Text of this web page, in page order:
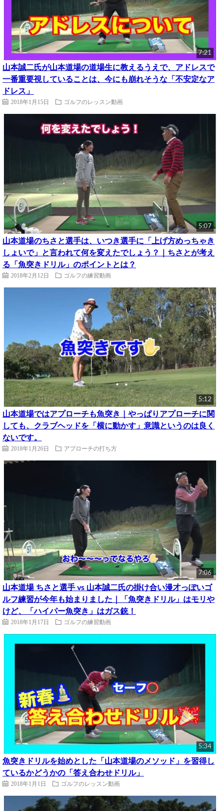
7:21
山本誠二氏が山本道場の道場生に教えるうえで、アドレスで
一番重要視していることは、今にも崩れそうな「不安定なア
ドレス」
2018年1月15日 ゴルフのレッスン動画
5:07
山本道場のちさと選手は、いつき選手に「上げ方めっちゃき
しょいで」と言われて何を変えたでしょう？｜ちさとが考え
る「魚突きドリル」のポイントとは？
2018年2月12日 ゴルフの練習動画
5:12
山本道場ではアプローチも魚突き｜やっぱりアプローチに関
しても、クラブヘッドを「横に動かす」意識というのは良く
ないです。
2018年1月26日 アプローチの打ち方
7:06
山本道場 ちさと選手 vs 山本誠二氏の掛け合い漫才っぽいゴ
ルフ練習が今年も始まりました｜「魚突きドリル」はモリや
けど、「ハイパー魚突き」はガス銃！
2018年1月17日 ゴルフの練習動画
5:34
魚突きドリルを始めとした「山本道場のメソッド」を習得し
ているかどうかの「答え合わせドリル」
2018年1月1日 ゴルフのレッスン動画